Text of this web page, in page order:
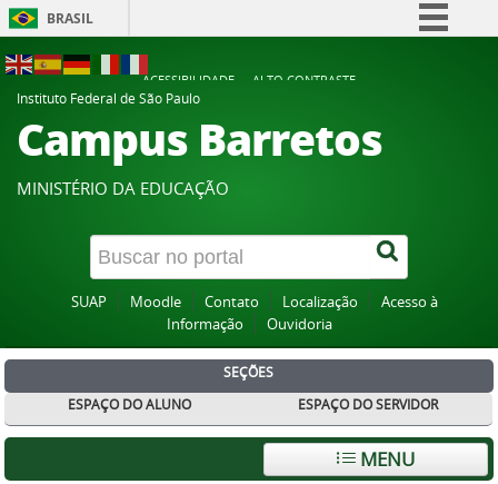
BRASIL
Participe
Acesso à informação
Canais
ACESSIBILIDADE
ALTO CONTRASTE
Instituto Federal de São Paulo
Campus Barretos
MINISTÉRIO DA EDUCAÇÃO
SUAP Moodle Contato Localização
Acesso à
Informação
Ouvidoria
SEÇÕES
ESPAÇO DO ALUNO
ESPAÇO DO SERVIDOR
MENU